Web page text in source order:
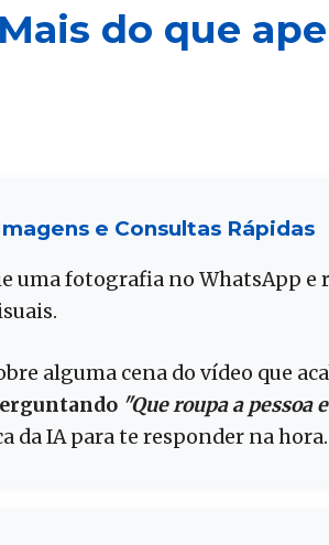
Mais do que
e Consultas Rápidas
uma fotografia no WhatsApp
alguma cena do vídeo que
"Que roupa a pessoa
da IA para te responder na hora.